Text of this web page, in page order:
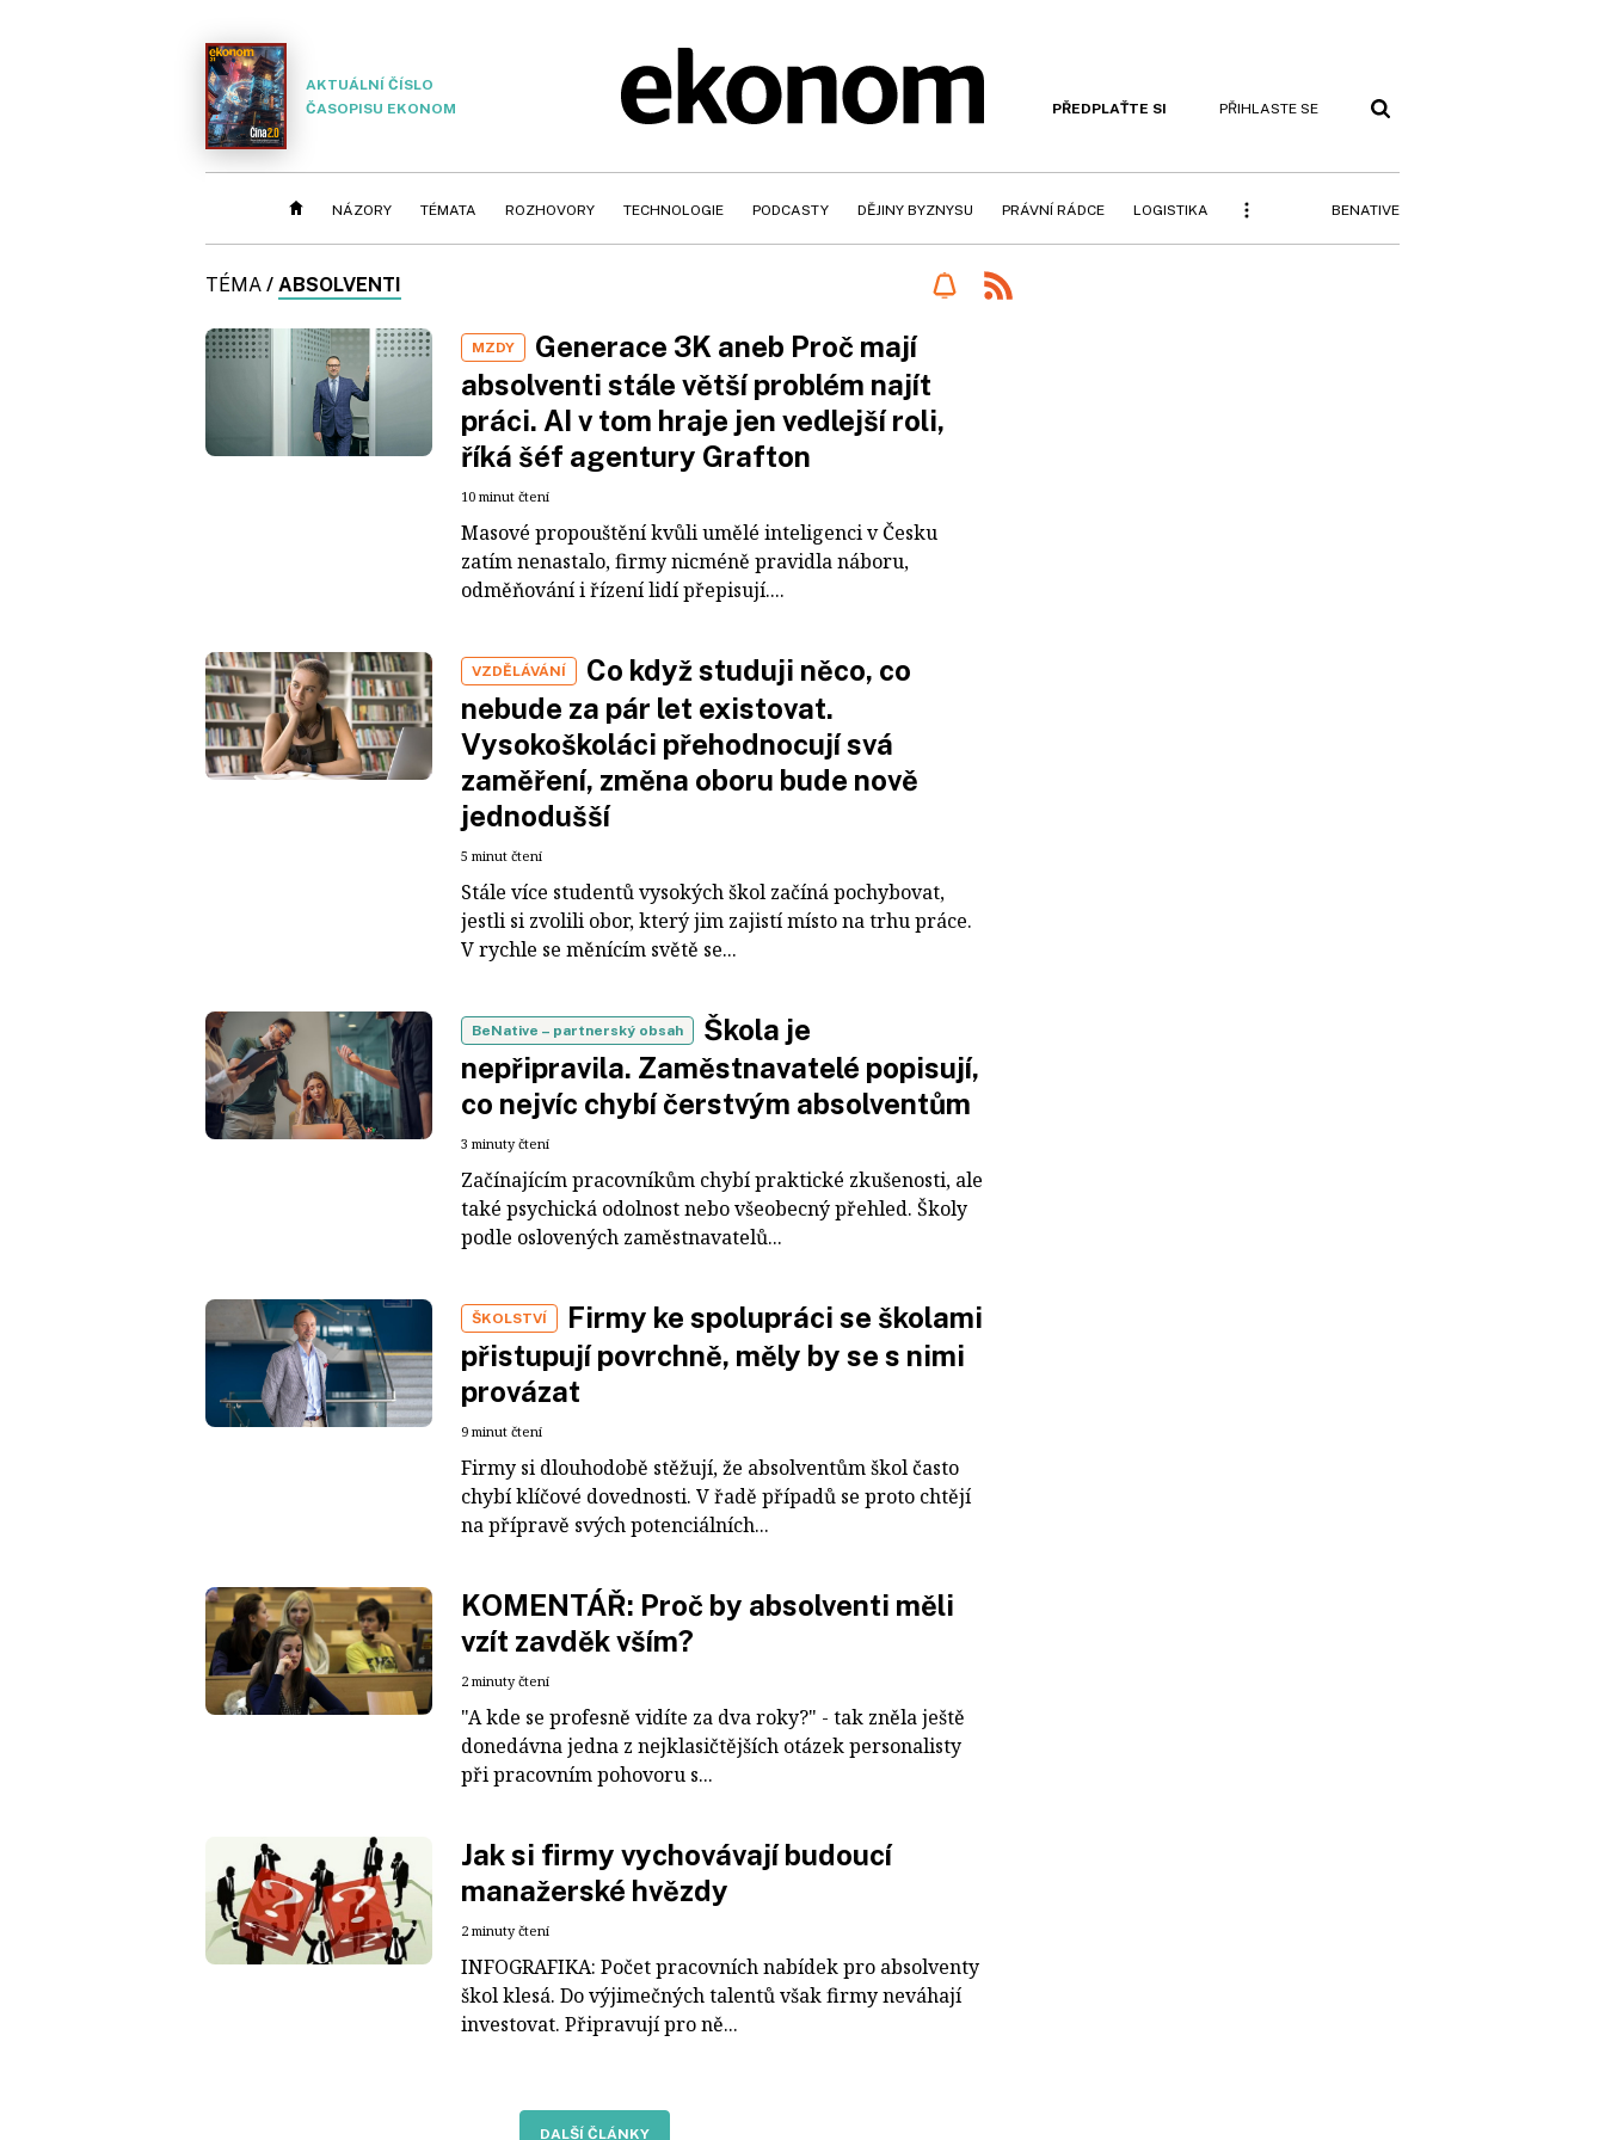
AKTUÁLNÍ ČÍSLO
ČASOPISU EKONOM
PŘEDPLAŤTE SI PŘIHLASTE SE
NÁZORY TÉMATA ROZHOVORY TECHNOLOGIE PODCASTY DĚJINY BYZNYSU PRÁVNÍ RÁDCE LOGISTIKA BENATIVE
TÉMA / ABSOLVENTI
MZDY
Generace 3K aneb Proč mají
absolventi stále větší problém najít
práci. AI v tom hraje jen vedlejší roli,
říká šéf agentury Grafton
10 minut čtení
Masové propouštění kvůli umělé inteligenci v Česku
zatím nenastalo, firmy nicméně pravidla náboru,
odměňování i řízení lidí přepisují....
VZDĚLÁVÁNÍ
Co když studuji něco, co
nebude za pár let existovat.
Vysokoškoláci přehodnocují svá
zaměření, změna oboru bude nově
jednodušší
5 minut čtení
Stále více studentů vysokých škol začíná pochybovat,
jestli si zvolili obor, který jim zajistí místo na trhu práce.
V rychle se měnícím světě se...
BeNative – partnerský obsah
Škola je
nepřipravila. Zaměstnavatelé popisují,
co nejvíc chybí čerstvým absolventům
3 minuty čtení
Začínajícím pracovníkům chybí praktické zkušenosti, ale
také psychická odolnost nebo všeobecný přehled. Školy
podle oslovených zaměstnavatelů...
ŠKOLSTVÍ
Firmy ke spolupráci se školami
přistupují povrchně, měly by se s nimi
provázat
9 minut čtení
Firmy si dlouhodobě stěžují, že absolventům škol často
chybí klíčové dovednosti. V řadě případů se proto chtějí
na přípravě svých potenciálních...
KOMENTÁŘ: Proč by absolventi měli
vzít zavděk vším?
2 minuty čtení
"A kde se profesně vidíte za dva roky?" - tak zněla ještě
donedávna jedna z nejklasičtějších otázek personalisty
při pracovním pohovoru s...
Jak si firmy vychovávají budoucí
manažerské hvězdy
2 minuty čtení
INFOGRAFIKA: Počet pracovních nabídek pro absolventy
škol klesá. Do výjimečných talentů však firmy neváhají
investovat. Připravují pro ně...
DALŠÍ ČLÁNKY